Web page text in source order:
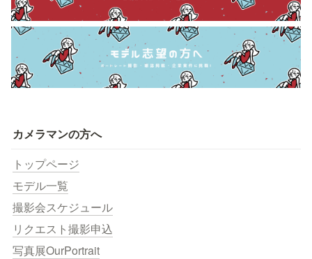
カメラマンの方へ
トップページ
モデル一覧
撮影会スケジュール
リクエスト撮影申込
写真展OurPortrait